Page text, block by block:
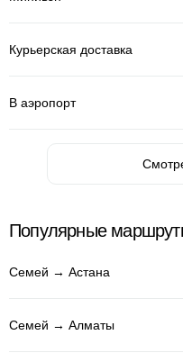
Курьерская доставка
В аэропорт
Популярные
Семей → Астана
Семей → Алматы